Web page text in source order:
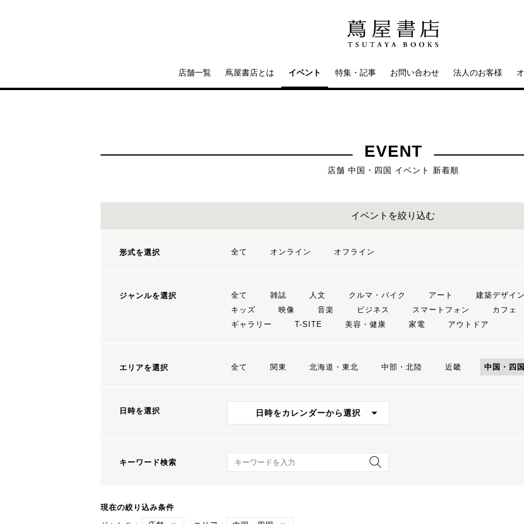
店舗一覧 蔦屋書店とは イベント 特集・記事 お問い合わせ 法人のお客様
EVENT
店舗 中国・四国 イベント 新着順
イベントを絞り込む
形式を選択 全て オンライン オフライン
ジャンルを選択 全て 雑誌 人文 クルマ・バイク アート 建築デザイン
キッズ
映像 音楽 ビジネス スマートフォン カフェ
ギャラリー
T-SITE 美容・健康 家電 アウトドア
エリアを選択 全て 関東 北海道・東北 中部・北陸 近畿 中国・四国
日時を選択 日時をカレンダーから選択
キーワード検索 キーワード検索
現在の絞り込み条件